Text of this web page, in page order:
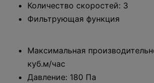
Количество скоростей: 3
Фильтрующая функция
Максимальная
куб.м/час
Давление: 180 Па